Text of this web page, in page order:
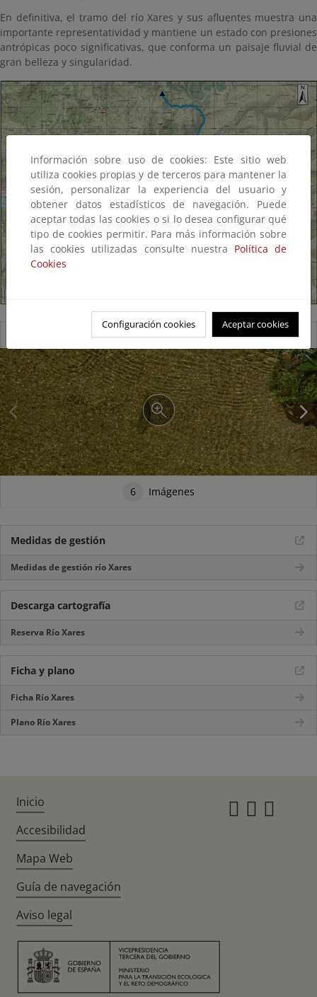
En definitiva, el tramo del río Xares y sus afluentes muestra una
importante representatividad y mantiene un estado con presiones
antrópicas poco significativas, que conforma un paisaje fluvial de
gran belleza y singularidad.
Reserva natural fluvial del Río Xares
6 Imágenes
Medidas de gestión
Medidas de gestión río Xares
Descarga cartografía
Reserva Río Xares
Ficha y plano
Ficha Río Xares
Plano Río Xares
Información sobre uso de cookies: Este sitio web
utiliza cookies propias y de terceros para mantener la
sesión, personalizar la experiencia del usuario y
obtener datos estadísticos de navegación. Puede
aceptar todas las cookies o si lo desea configurar qué
tipo de cookies permitir. Para más información sobre
las cookies utilizadas consulte nuestra Política de
Cookies
Configuración cookies Aceptar cookies
Inicio
Accesibilidad
Mapa Web
Guía de navegación
Aviso legal